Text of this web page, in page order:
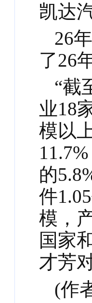
凯达
26
了26
“截
业18
模以
的
件
模，
国家
才芳
(作